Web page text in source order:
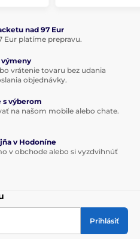
nad 97 Eur
Eur platíme prepravu.
výmeny
vrátenie tovaru bez udania
objednávky.
s výberom
na našom mobile alebo chate.
v Hodoníne
v obchode alebo si vyzdvihnúť
Prihlásiť